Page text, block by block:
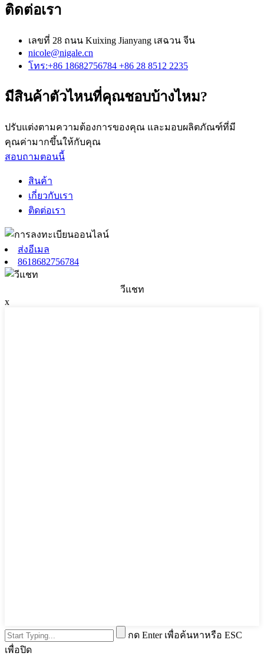
ติดต่อเรา
เลขที่ 28 ถนน Kuixing Jianyang เสฉวน จีน
nicole@nigale.cn
โทร:+86 18682756784 +86 28 8512 2235
มีสินค้าตัวไหนที่คุณชอบบ้างไหม?
ปรับแต่งตามความต้องการของคุณ และมอบผลิตภัณฑ์ที่มี
คุณค่ามากขึ้นให้กับคุณ
สอบถามตอนนี้
สินค้า
เกี่ยวกับเรา
ติดต่อเรา
ส่งอีเมล
8618682756784
วีแชท
x
กด Enter เพื่อค้นหาหรือ ESC
เพื่อปิด